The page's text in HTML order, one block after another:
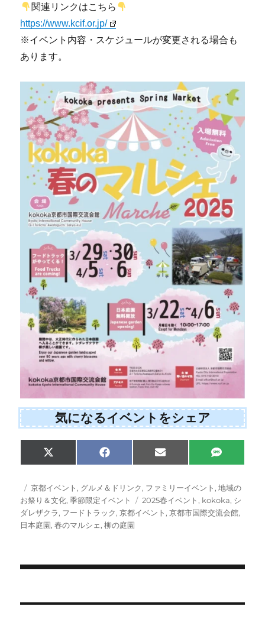
関連リンクはこちら
https://www.kcif.or.jp/
※イベント内容・スケジュールが変更される場合も
あります。
気になるイベントをシェア
Share
on
X
(
w
t
t
e
Share
on
F
a
e
b
o
o
k
Share
on
E
m
i
l
Share
on
S
M
投
稿
日:
カ
テ
ゴ
リ
京都イベント , グルメ＆ドリンク, ファミリーイベント ,地域の
お祭り＆文化,季節限定イベント
タ
グ
2025春イベント , kokoka, シ
ダレザクラ, フードトラック,京都イベント ,京都市国際交流会館,
日本庭園,春のマルシェ,柳の庭園
稿